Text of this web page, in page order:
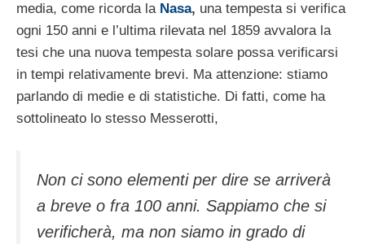
media, come ricorda la Nasa, una tempesta si verifica
ogni 150 anni e l’ultima rilevata nel 1859 avvalora la
tesi che una nuova tempesta solare possa verificarsi
in tempi relativamente brevi. Ma attenzione: stiamo
parlando di medie e di statistiche. Di fatti, come ha
sottolineato lo stesso Messerotti,
Non ci sono elementi per dire se arriverà
a breve o fra 100 anni. Sappiamo che si
verificherà, ma non siamo in grado di